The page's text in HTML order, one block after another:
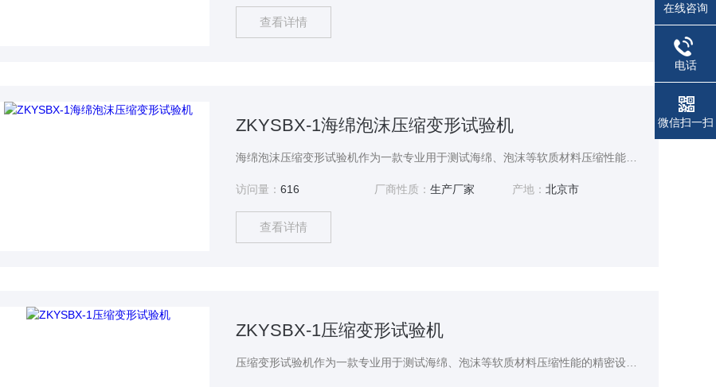
查看详情
ZKYSBX-1海绵泡沫压缩变形试验机
访问量：616 厂商性质： 生产厂家 产地：北京市
查看详情
ZKYSBX-1压缩变形试验机
在线咨询
电话
微信扫一扫